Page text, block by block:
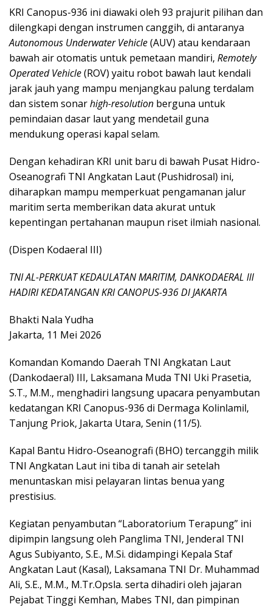
KRI Canopus-936 ini diawaki oleh 93 prajurit pilihan dan
dilengkapi dengan instrumen canggih, di antaranya
Autonomous Underwater Vehicle(AUV) atau kendaraan
bawah air otomatis untuk pemetaan mandiri, Remotely
Operated Vehicle(ROV) yaitu robot bawah laut kendali
jarak jauh yang mampu menjangkau palung terdalam
dan sistem sonarhigh-resolution berguna untuk
pemindaian dasar laut yang mendetail guna
mendukung operasi kapal selam.
Dengan kehadiran KRI unit baru di bawah Pusat Hidro-
Oseanografi TNI Angkatan Laut (Pushidrosal) ini,
diharapkan mampu memperkuat pengamanan jalur
maritim serta memberikan data akurat untuk
kepentingan pertahanan maupun riset ilmiah nasional.
(Dispen Kodaeral III)
TNI AL-PERKUAT KEDAULATAN MARITIM, DANKODAERAL III
HADIRI KEDATANGAN KRI CANOPUS-936 DI JAKARTA
Bhakti Nala Yudha
Jakarta, 11 Mei 2026
Komandan Komando Daerah TNI Angkatan Laut
(Dankodaeral) III, Laksamana Muda TNI Uki Prasetia,
S.T., M.M., menghadiri langsung upacara penyambutan
kedatangan KRI Canopus-936 di Dermaga Kolinlamil,
Tanjung Priok, Jakarta Utara, Senin (11/5).
Kapal Bantu Hidro-Oseanografi (BHO) tercanggih milik
TNI Angkatan Laut ini tiba di tanah air setelah
menuntaskan misi pelayaran lintas benua yang
prestisius.
Kegiatan penyambutan “Laboratorium Terapung” ini
dipimpin langsung oleh Panglima TNI, Jenderal TNI
Agus Subiyanto, S.E., M.Si. didampingi Kepala Staf
Angkatan Laut (Kasal), Laksamana TNI Dr. Muhammad
Ali, S.E., M.M., M.Tr.Opsla. serta dihadiri oleh jajaran
Pejabat Tinggi Kemhan, Mabes TNI, dan pimpinan